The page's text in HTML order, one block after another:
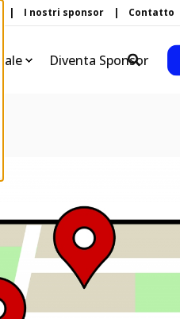
I nostri sponsor Contatto
Diventa Sponsor